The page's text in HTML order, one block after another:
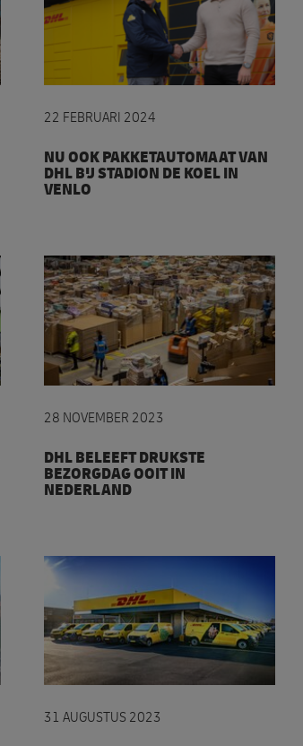
22 FEBRUARI 2024
NU OOK PAKKETAUTOMAAT VAN
DHL BIJ STADION DE KOEL IN
VENLO
28 NOVEMBER 2023
DHL BELEEFT DRUKSTE
BEZORGDAG OOIT IN
NEDERLAND
31 AUGUSTUS 2023